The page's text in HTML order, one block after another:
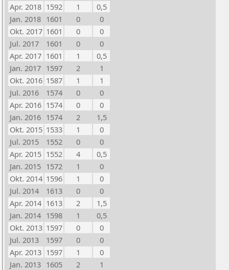
Apr. 2018 1592 1
0,5
Jan. 2018 1601 0
0
Okt. 2017 1601 0
0
Jul. 2017
1601 0
0
Apr. 2017 1601 1
0,5
Jan. 2017 1597 2
1
Okt. 2016 1587 1
1
Jul. 2016
1574 0
0
Apr. 2016 1574 0
0
Jan. 2016 1574 2
1,5
Okt. 2015 1533 1
0
Jul. 2015
1552 0
0
Apr. 2015 1552 4
0,5
Jan. 2015 1572 1
0
Okt. 2014 1596 1
0
Jul. 2014
1613 0
0
Apr. 2014 1613 2
1,5
Jan. 2014 1598 1
0,5
Okt. 2013 1597 0
0
Jul. 2013
1597 0
0
Apr. 2013 1597 1
0
Jan. 2013 1605 2
1